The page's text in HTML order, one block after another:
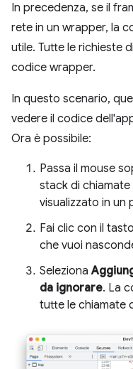
In precedenza, se il
rete in un wrapper, la
utile. Tutte le richieste
codice wrapper.
In questo scenario,
vedere il codice
Ora è possibile:
Passa il mouse
stack di
visualizzato in un
Fai clic con il
che vuoi
Seleziona
da ignorare. La
tutte le chiamate